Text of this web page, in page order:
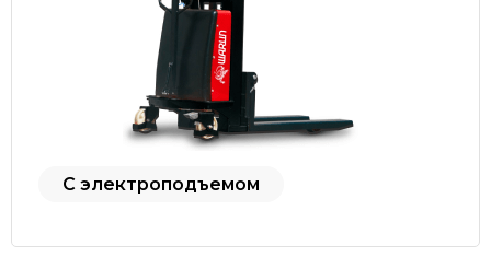
С электроподъемом